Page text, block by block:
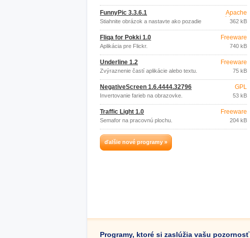
FunnyPic 3.3.6.1
Stiahnite obrázok a nastavte ako pozadie
Apache
License
362 kB
Fliqa for Pokki 1.0
Aplikácia pre Flickr.
Freeware
740 kB
Underline 1.2
Zvýraznenie častí aplikácie alebo textu.
Freeware
75 kB
NegativeScreen 1.6.4444.32796
Invertovanie farieb na obrazovke.
GPL
53 kB
Traffic Light 1.0
Semafor na pracovnú plochu.
Freeware
204 kB
ďalšie nové programy »
Programy, ktoré si zaslúžia vašu pozornosť